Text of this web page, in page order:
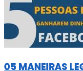
05 MANEIRAS